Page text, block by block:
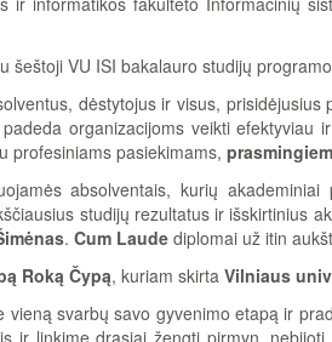
šeštoji VU ISI bakalauro studijų
dėstytojus ir visus,
organizacijoms veikti
profesiniams pasiekimams,
absolventais, kurių
studijų rezultatus ir išskirtinius
. Cum Laudediplomai už itin
Roką Čypą, kuriam skirta Vilniaus
vieną svarbų savo gyvenimo etapą ir
ir linkime drąsiai žengti pirmyn,